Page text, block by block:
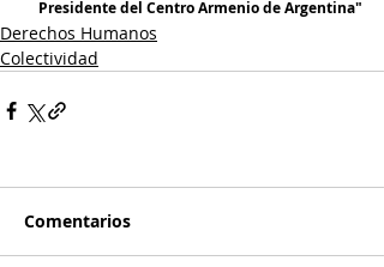
Presidente del Centro Armenio de Argentina"
Derechos Humanos
Colectividad
Comentarios